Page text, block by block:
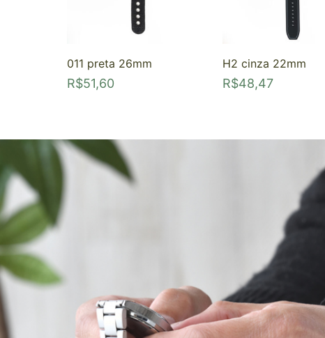
011 preta 26mm
R$51,60
H2 cinza 22mm
R$48,47